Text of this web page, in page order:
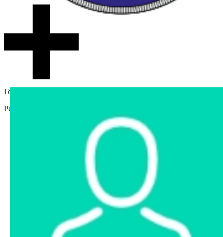
Гостевой доступ
Регистрация
Интернет-магазин
Интернет-витрина
Арестованное имущество
Реестр несостоявшихся торгов
Реестр переоценок
Государственное имущество